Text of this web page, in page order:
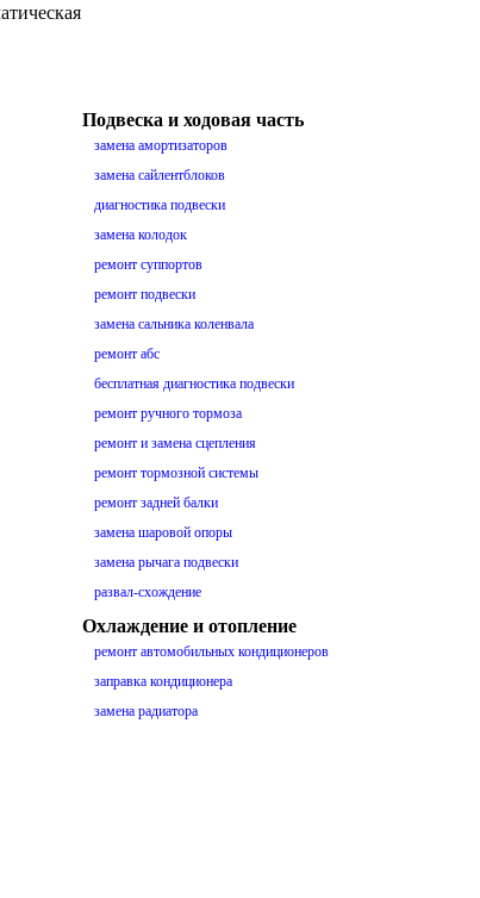
Подвеска и ходовая часть
замена амортизаторов
замена сайлентблоков
диагностика подвески
замена колодок
ремонт суппортов
ремонт подвески
замена сальника коленвала
ремонт абс
бесплатная диагностика подвески
ремонт ручного тормоза
ремонт и замена сцепления
ремонт тормозной системы
ремонт задней балки
замена шаровой опоры
замена рычага подвески
развал-схождение
Охлаждение и отопление
ремонт автомобильных кондиционеров
заправка кондиционера
замена радиатора